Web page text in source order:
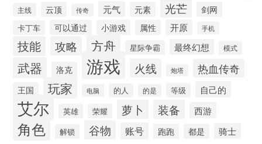
主线 云顶 传奇 元气 元素 光芒 剑网
卡丁车 可以通过 小游戏 属性 开原 手机
技能 攻略 方舟 星际争霸 最终幻想 模式
武器 洛克 游戏 火线 炮塔 热血传奇
王国 玩家 电脑 的人 的是 等级 自己的
艾尔 英雄 荣耀 萝卜 装备 西游
角色 解锁 谷物 账号 跑跑 都是 骑士